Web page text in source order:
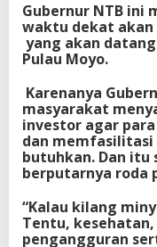
Gubernur NTB ini
waktu dekat
yang akan
Pulau Moyo.
Karenanya
masyarakat
investor agar
dan memfasilitasi
butuhkan. Dan itu
berputarnya roda
“Kalau kilang
Tentu,
pengangguran